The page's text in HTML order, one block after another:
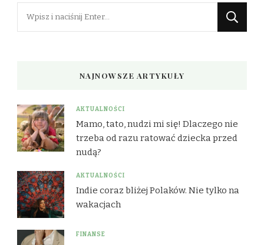
NAJNOWSZE ARTYKUŁY
AKTUALNOŚCI
Mamo, tato, nudzi mi się! Dlaczego nie
trzeba od razu ratować dziecka przed
nudą?
AKTUALNOŚCI
Indie coraz bliżej Polaków. Nie tylko na
wakacjach
FINANSE